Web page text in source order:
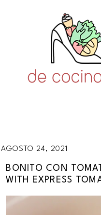
AGOSTO 24, 2021
BONITO CON
WITH EXPRESS